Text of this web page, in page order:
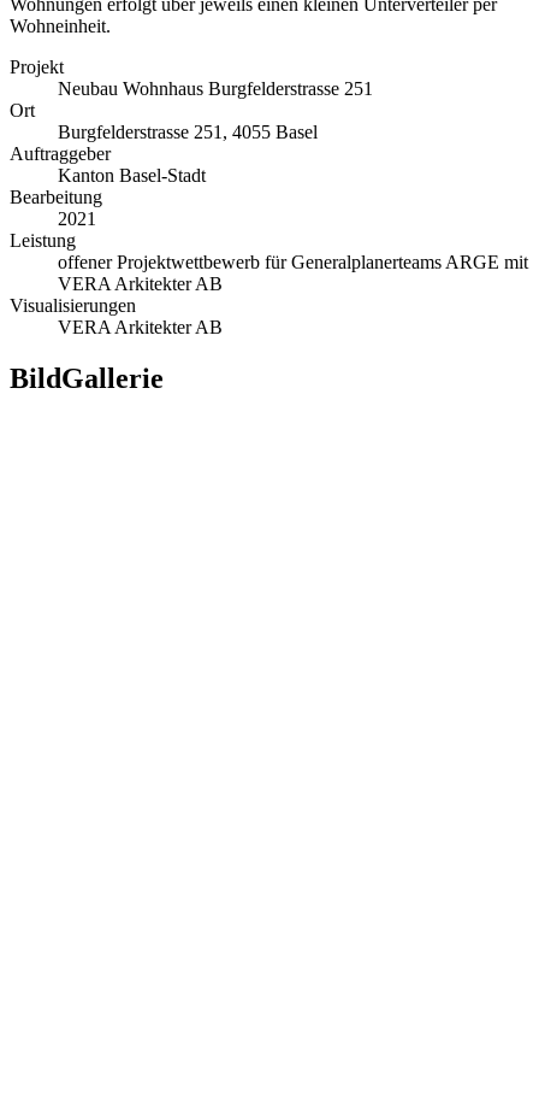
Wohnungen erfolgt über jeweils einen kleinen Unterverteiler per
Wohneinheit.
Projekt
Neubau Wohnhaus Burgfelderstrasse 251
Ort
Burgfelderstrasse 251, 4055 Basel
Auftraggeber
Kanton Basel-Stadt
Bearbeitung
2021
Leistung
offener Projektwettbewerb für Generalplanerteams ARGE mit
VERA Arkitekter AB
Visualisierungen
VERA Arkitekter AB
BildGallerie